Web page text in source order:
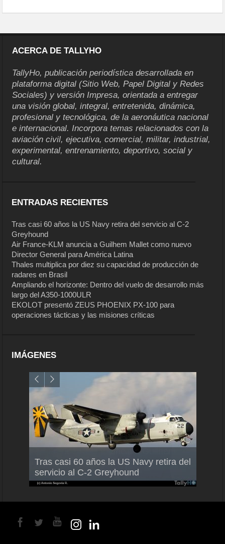
ACERCA DE TALLYHO
TallyHo, publicación periodística desarrollada en
plataforma digital (Sitio Web, Papel Digital y Redes
Sociales) y versión Impresa, orientada a entregar
una visión global, integral, entretenida, dinámica,
profesional y tecnológica, de la aeronáutica nacional
e internacional. Incorpora temas relacionados con la
aviación civil, ejecutiva, comercial, militar, industrial,
experimental, entrenamiento, deportivo, social y
cultural.
ENTRADAS RECIENTES
Tras casi 60 años la US Navy retira del servicio al C-2
Greyhound
Air France-KLM anuncia a Guilhem Mallet como nuevo
Director General para América Latina
Thales multiplica por diez su capacidad de producción de
radares en Brasil
Ampliando el horizonte: Dentro del vuelo de desarrollo más
largo del A350-1000ULR
EKOLOT presentó ZEUS PHOENIX PX-100 para
operaciones tácticas y las misiones críticas
IMÁGENES
Tras casi 60 años la US Navy retira del
servicio al C-2 Greyhound
Air France-KLM anuncia a Guilhem
Mallet como nuevo Director General
para América Latina